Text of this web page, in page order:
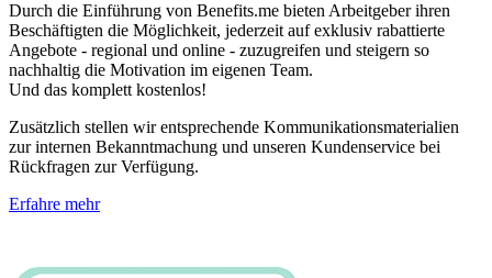
Durch die Einführung von Benefits.me bieten Arbeitgeber ihren
Beschäftigten die Möglichkeit, jederzeit auf exklusiv rabattierte
Angebote - regional und online - zuzugreifen und steigern so
nachhaltig die Motivation im eigenen Team.
Und das komplett kostenlos!
Zusätzlich stellen wir entsprechende Kommunikationsmaterialien
zur internen Bekanntmachung und unseren Kundenservice bei
Rückfragen zur Verfügung.
Erfahre mehr